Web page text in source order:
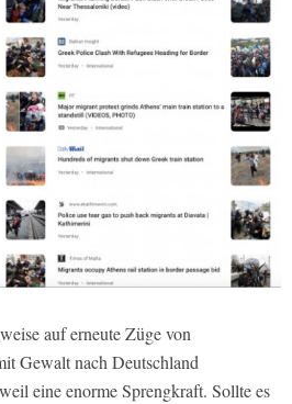
auf erneute Züge von
Gewalt nach Deutschland
eine enorme Sprengkraft. Sollte es